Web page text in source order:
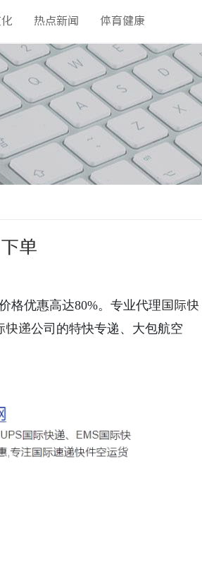
热点新闻 体育健康
单
格优惠高达80%。专业代理国际快
快递公司的特快专递、大包航空